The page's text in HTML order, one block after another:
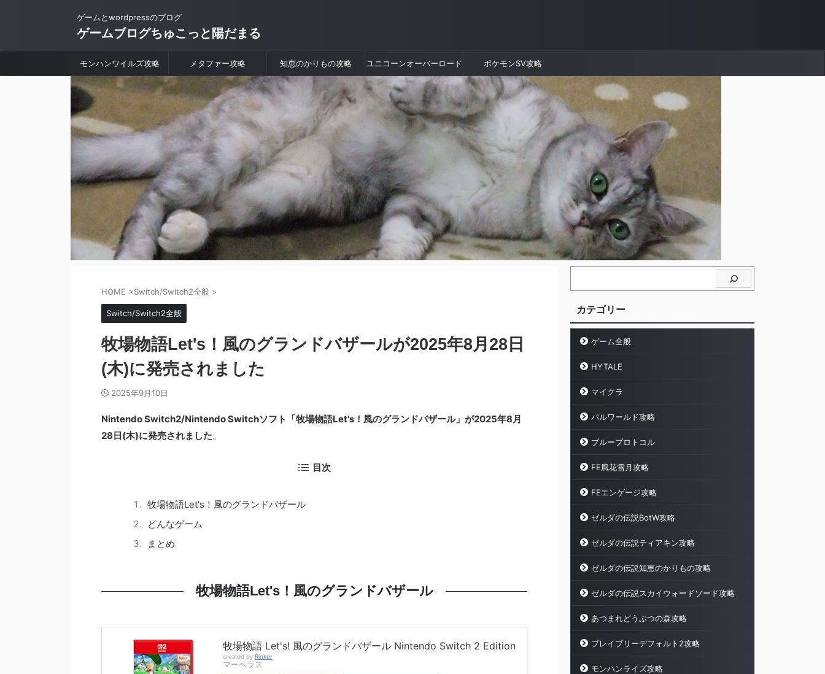
ゲームとwordpressのブログ
ゲームブログちゅこっと陽だまる
モンハンワイルズ攻略 メタファー攻略 知恵のかりもの攻略 ユニコーンオーバーロード ポケモンSV攻略
HOME >Switch/Switch2全般 >
Switch/Switch2全般
牧場物語Let's！風のグランドバザールが2025年8月28日
(木)に発売されました
2025年9月10日
Nintendo Switch2/Nintendo Switchソフト「牧場物語Let's！風のグランドバザール」が2025年8月
28日(木)に発売されました。
目次
牧場物語Let's！風のグランドバザール
どんなゲーム
まとめ
牧場物語Let's！風のグランドバザール
牧場物語 Let's! 風のグランドバザール Nintendo Switch 2 Edition
created by Rinker
マーベラス
カテゴリー
ゲーム全般
HYTALE
マイクラ
パルワールド攻略
ブループロトコル
FE風花雪月攻略
FEエンゲージ攻略
ゼルダの伝説BotW攻略
ゼルダの伝説ティアキン攻略
ゼルダの伝説知恵のかりもの攻略
ゼルダの伝説スカイウォードソード攻略
あつまれどうぶつの森攻略
ブレイブリーデフォルト2攻略
モンハンライズ攻略